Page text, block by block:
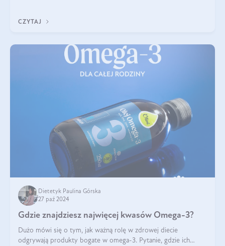
CZYTAJ
Dietetyk Paulina Górska
27 paź 2024
Gdzie znajdziesz najwięcej kwasów Omega-3?
Dużo mówi się o tym, jak ważną rolę w zdrowej diecie
odgrywają produkty bogate w omega-3. Pytanie, gdzie ich